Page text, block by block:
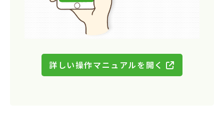
詳しい操作マニュアルを開く